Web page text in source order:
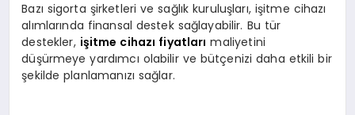
Bazı sigorta şirketleri ve sağlık kuruluşları, işitme cihazı
alımlarında finansal destek sağlayabilir. Bu tür
destekler, işitme cihazı fiyatları maliyetini
düşürmeye yardımcı olabilir ve bütçenizi daha etkili bir
şekilde planlamanızı sağlar.